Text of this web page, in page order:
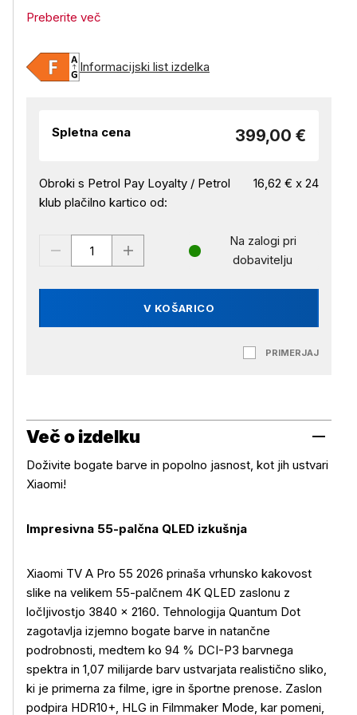
Preberite več
Informacijski list izdelka
Spletna cena 399,00 €
Obroki s Petrol Pay Loyalty / Petrol
klub plačilno kartico od:
16,62 € x 24
V KOŠARICO
Na zalogi pri
dobavitelju
PRIMERJAJ
Več o izdelku
Doživite bogate barve in popolno jasnost, kot jih ustvari
Xiaomi!
Impresivna 55-palčna QLED izkušnja
Xiaomi TV A Pro 55 2026 prinaša vrhunsko kakovost
slike na velikem 55-palčnem 4K QLED zaslonu z
ločljivostjo 3840 × 2160. Tehnologija Quantum Dot
zagotavlja izjemno bogate barve in natančne
podrobnosti, medtem ko 94 % DCI-P3 barvnega
spektra in 1,07 milijarde barv ustvarjata realistično sliko,
ki je primerna za filme, igre in športne prenose. Zaslon
podpira HDR10+, HLG in Filmmaker Mode, kar pomeni,